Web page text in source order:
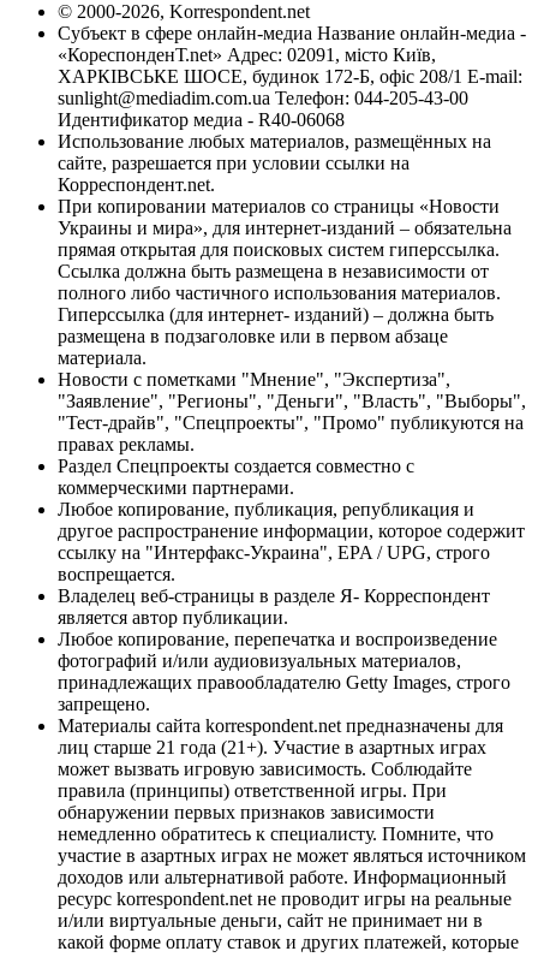
© 2000-2026, Korrespondent.net
Субъект в сфере онлайн-медиа Название онлайн-медиа -
«КореспонденТ.net» Адрес: 02091, місто Київ,
ХАРКІВСЬКЕ ШОСЕ, будинок 172-Б, офіс 208/1 E-mail:
sunlight@mediadim.com.ua Телефон: 044-205-43-00
Идентификатор медиа - R40-06068
Использование любых материалов, размещённых на
сайте, разрешается при условии ссылки на
Корреспондент.net.
При копировании материалов со страницы «Новости
Украины и мира», для интернет-изданий – обязательна
прямая открытая для поисковых систем гиперссылка.
Ссылка должна быть размещена в независимости от
полного либо частичного использования материалов.
Гиперссылка (для интернет- изданий) – должна быть
размещена в подзаголовке или в первом абзаце
материала.
Новости с пометками "Мнение", "Экспертиза",
"Заявление", "Регионы", "Деньги", "Власть", "Выборы",
"Тест-драйв", "Спецпроекты", "Промо" публикуются на
правах рекламы.
Раздел Спецпроекты создается совместно с
коммерческими партнерами.
Любое копирование, публикация, републикация и
другое распространение информации, которое содержит
ссылку на "Интерфакс-Украина", EPA / UPG, строго
воспрещается.
Владелец веб-страницы в разделе Я- Корреспондент
является автор публикации.
Любое копирование, перепечатка и воспроизведение
фотографий и/или аудиовизуальных материалов,
принадлежащих правообладателю Getty Images, строго
запрещено.
Материалы сайта korrespondent.net предназначены для
лиц старше 21 года (21+). Участие в азартных играх
может вызвать игровую зависимость. Соблюдайте
правила (принципы) ответственной игры. При
обнаружении первых признаков зависимости
немедленно обратитесь к специалисту. Помните, что
участие в азартных играх не может являться источником
доходов или альтернативой работе. Информационный
ресурс korrespondent.net не проводит игры на реальные
и/или виртуальные деньги, сайт не принимает ни в
какой форме оплату ставок и других платежей, которые